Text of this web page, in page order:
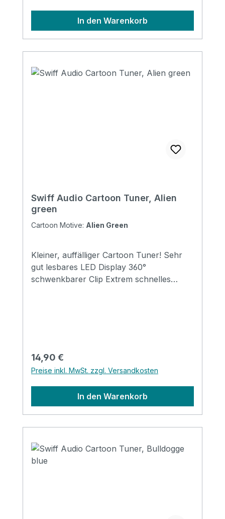
In den Warenkorb
Swiff Audio Cartoon Tuner, Alien
green
Cartoon Motive: Alien Green
Kleiner, auffälliger Cartoon Tuner! Sehr
gut lesbares LED Display 360°
schwenkbarer Clip Extrem schnelles
Regulärer Preis:
14,90 €
Preise inkl. MwSt. zzgl. Versandkosten
In den Warenkorb